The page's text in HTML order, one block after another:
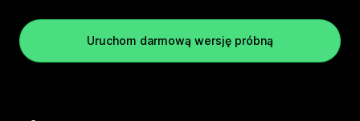
Uruchom darmową wersję próbną